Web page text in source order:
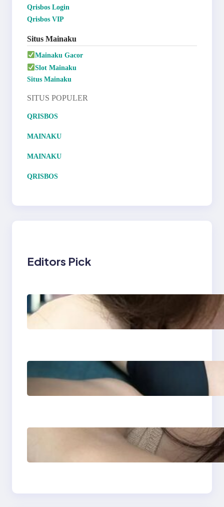
Qrisbos Login
Qrisbos VIP
Situs Mainaku
Mainaku Gacor
Slot Mainaku
Situs Mainaku
SITUS POPULER
QRISBOS
MAINAKU
MAINAKU
QRISBOS
Editors Pick
Zodiak Harian & Berita
Viral Spesial Hari Ini |
MAINAKU
Zodiak Harian & Berita
Viral Hari Ini dari Situs
MAINAKU
Zodiak Harian & Berita
Viral Spesial Hari Ini –
MAINAKU